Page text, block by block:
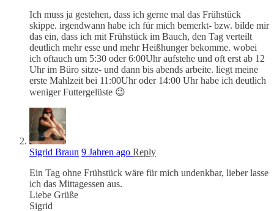
Ich muss ja gestehen, dass ich gerne mal das Frühstück
skippe. irgendwann habe ich für mich bemerkt- bzw. bilde mir
das ein, dass ich mit Frühstück im Bauch, den Tag verteilt
deutlich mehr esse und mehr Heißhunger bekomme. wobei
ich oftauch um 5:30 oder 6:00Uhr aufstehe und oft erst ab 12
Uhr im Büro sitze- und dann bis abends arbeite. liegt meine
erste Mahlzeit bei 11:00Uhr oder 14:00 Uhr habe ich deutlich
weniger Futtergelüste 😉
Sigrid Braun 9 Jahren ago Reply
Ein Tag ohne Frühstück wäre für mich undenkbar, lieber lasse
ich das Mittagessen aus.
Liebe Grüße
Sigrid